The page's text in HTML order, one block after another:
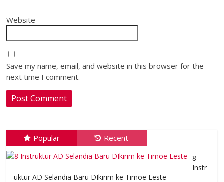
Website
Save my name, email, and website in this browser for the
next time I comment.
Popular Recent
8
Instr
uktur AD Selandia Baru DIkirim ke Timoe Leste